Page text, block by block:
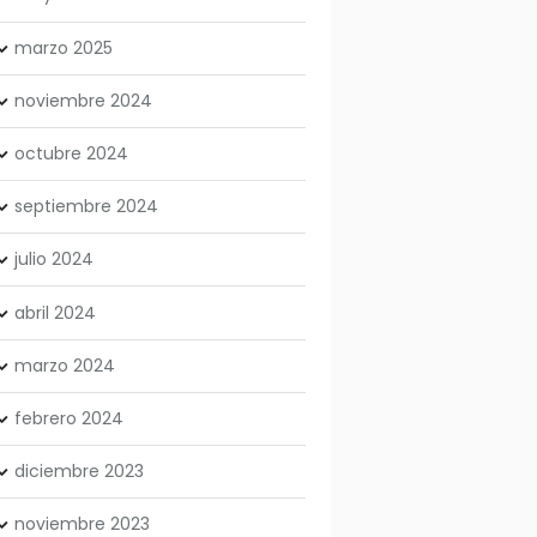
marzo2025
noviembre2024
octubre2024
septiembre2024
julio2024
abril2024
marzo2024
febrero2024
diciembre2023
noviembre2023